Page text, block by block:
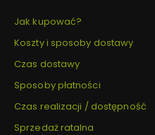
Jak kupować?
Koszty i sposoby dostawy
Czas dostawy
Sposoby płatności
Czas realizacji / dostępność
Sprzedaż ratalna